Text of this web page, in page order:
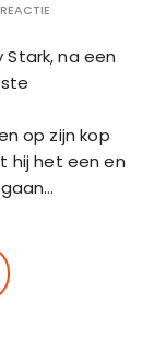
na een
op zijn kop
hij het een en